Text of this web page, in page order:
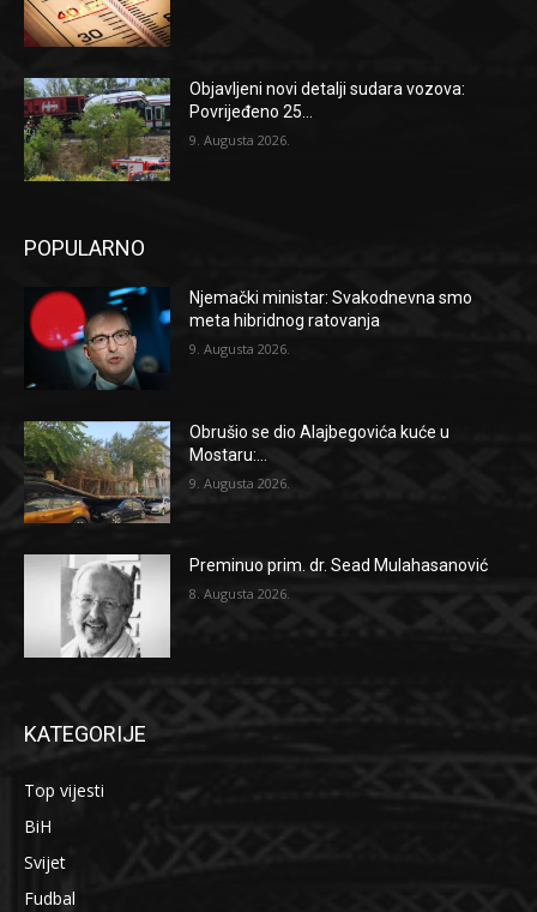
Objavljeni novi detalji sudara vozova:
Povrijeđeno 25...
9. Augusta 2026.
POPULARNO
Njemački ministar: Svakodnevna smo
meta hibridnog ratovanja
9. Augusta 2026.
Obrušio se dio Alajbegovića kuće u
Mostaru:...
9. Augusta 2026.
Preminuo prim. dr. Sead Mulahasanović
8. Augusta 2026.
KATEGORIJE
Top vijesti
BiH
Svijet
Fudbal